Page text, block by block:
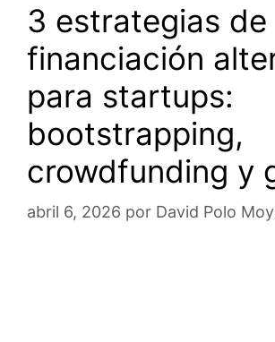
3 estrategias de
financiación
para startups:
bootstrapping,
crowdfunding y
abril 6, 2026 por David Polo